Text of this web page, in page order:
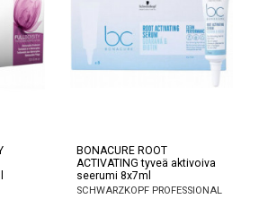
BONACURE ROOT
ACTIVATING tyveä aktivoiva
seerumi 8x7ml
SCHWARZKOPF PROFESSIONAL